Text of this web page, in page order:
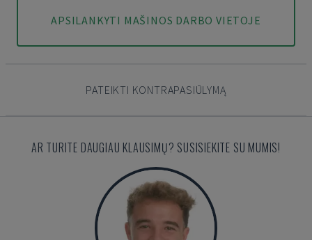
APSILANKYTI MAŠINOS DARBO VIETOJE
PATEIKTI KONTRAPASIŪLYMĄ
AR TURITE DAUGIAU KLAUSIMŲ? SUSISIEKITE SU MUMIS!